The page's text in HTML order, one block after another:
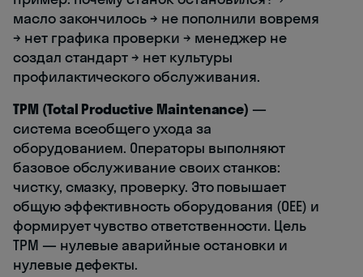
масло закончилось → не пополнили вовремя
→ нет графика проверки → менеджер не
создал стандарт → нет культуры
профилактического обслуживания.
TPM (Total Productive Maintenance) —
система всеобщего ухода за
оборудованием. Операторы выполняют
базовое обслуживание своих станков:
чистку, смазку, проверку. Это повышает
общую эффективность оборудования (OEE) и
формирует чувство ответственности. Цель
TPM — нулевые аварийные остановки и
нулевые дефекты.